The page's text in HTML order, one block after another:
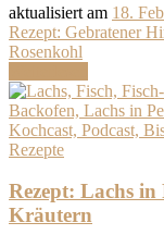
aktualisiert am 18.
Rezept: Gebratener
Rosenkohl
Rezepte
Rezept: Lachs
Kräutern